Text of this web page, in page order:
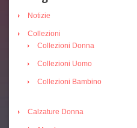
Notizie
Collezioni
Collezioni Donna
Collezioni Uomo
Collezioni Bambino
Calzature Donna